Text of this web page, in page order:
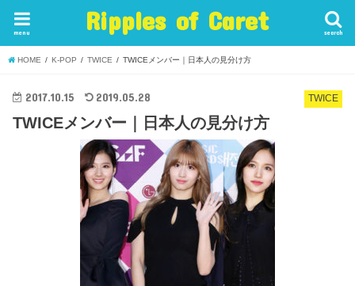
Ripples of Caret search
menu
HOME K-POP TWICE TWICEメンバー｜日本人の見分け方
TWICE
2017.10.15 2019.05.28
TWICEメンバー｜日本人の見分け方